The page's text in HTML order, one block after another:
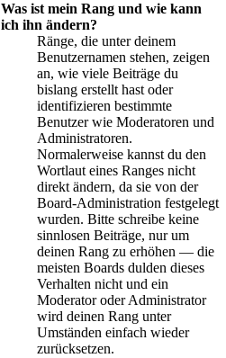
Was ist mein Rang und wie kann
ich ihn ändern?
Ränge, die unter deinem
Benutzernamen stehen, zeigen
an, wie viele Beiträge du
bislang erstellt hast oder
identifizieren bestimmte
Benutzer wie Moderatoren und
Administratoren.
Normalerweise kannst du den
Wortlaut eines Ranges nicht
direkt ändern, da sie von der
Board-Administration festgelegt
wurden. Bitte schreibe keine
sinnlosen Beiträge, nur um
deinen Rang zu erhöhen — die
meisten Boards dulden dieses
Verhalten nicht und ein
Moderator oder Administrator
wird deinen Rang unter
Umständen einfach wieder
zurücksetzen.